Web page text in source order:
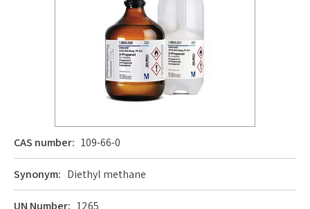
CAS number: 109-66-0
Synonym: Diethyl methane
UN Number: 1265